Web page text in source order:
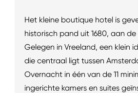
Het kleine boutique hotel is
historisch pand uit 1680, aan de
Gelegen in Vreeland, een klein
die centraal ligt tussen
Overnacht in één van de 11
ingerichte kamers en suites